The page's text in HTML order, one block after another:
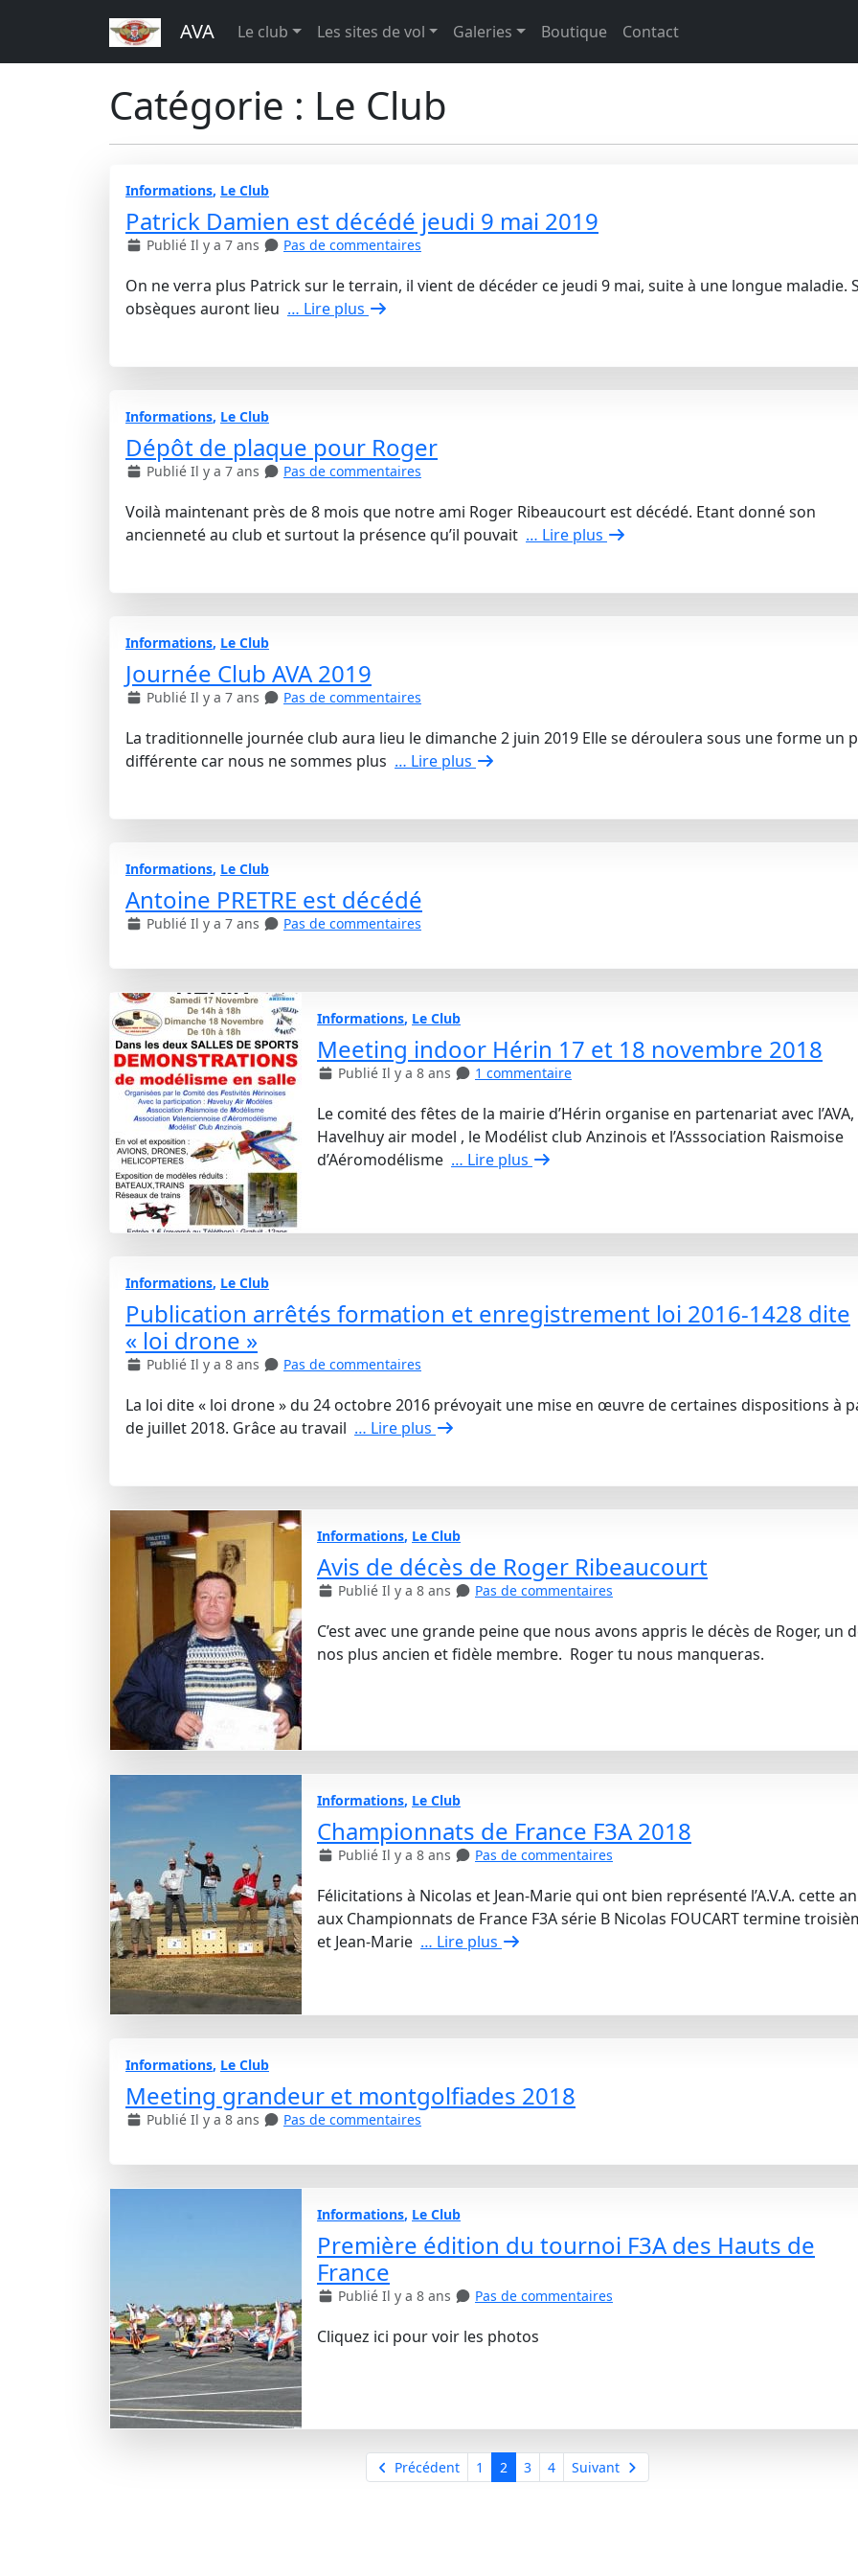
AVA Le club Les sites de vol Galeries Boutique Contact
Catégorie : Le Club
Informations, Le Club
Patrick Damien est décédé jeudi 9 mai 2019
Publié Il y a 7 ans Pas de commentaires
On ne verra plus Patrick sur le terrain, il vient de décéder ce jeudi 9 mai, suite à une longue maladie.
obsèques auront lieu … Lire plus
Informations, Le Club
Dépôt de plaque pour Roger
Publié Il y a 7 ans Pas de commentaires
Voilà maintenant près de 8 mois que notre ami Roger Ribeaucourt est décédé. Etant donné son
ancienneté au club et surtout la présence qu’il pouvait … Lire plus
Informations, Le Club
Journée Club AVA 2019
Publié Il y a 7 ans Pas de commentaires
La traditionnelle journée club aura lieu le dimanche 2 juin 2019 Elle se déroulera sous une forme un
différente car nous ne sommes plus … Lire plus
Informations, Le Club
Antoine PRETRE est décédé
Publié Il y a 7 ans Pas de commentaires
Informations, Le Club
Meeting indoor Hérin 17 et 18 novembre 2018
Publié Il y a 8 ans 1 commentaire
Le comité des fêtes de la mairie d’Hérin organise en partenariat avec l’AVA,
Havelhuy air model , le Modélist club Anzinois et l’Asssociation Raismoise
d’Aéromodélisme … Lire plus
Informations, Le Club
Publication arrêtés formation et enregistrement loi 2016-1428 dite
« loi drone »
Publié Il y a 8 ans Pas de commentaires
La loi dite « loi drone » du 24 octobre 2016 prévoyait une mise en œuvre de certaines dispositions à
de juillet 2018. Grâce au travail … Lire plus
Informations, Le Club
Avis de décès de Roger Ribeaucourt
Publié Il y a 8 ans Pas de commentaires
C’est avec une grande peine que nous avons appris le décès de Roger, un
nos plus ancien et fidèle membre. Roger tu nous manqueras.
Informations, Le Club
Championnats de France F3A 2018
Publié Il y a 8 ans Pas de commentaires
Félicitations à Nicolas et Jean-Marie qui ont bien représenté l’A.V.A. cette
aux Championnats de France F3A série B Nicolas FOUCART termine
et Jean-Marie … Lire plus
Informations, Le Club
Meeting grandeur et montgolfiades 2018
Publié Il y a 8 ans Pas de commentaires
Informations, Le Club
Première édition du tournoi F3A des Hauts de
France
Publié Il y a 8 ans Pas de commentaires
Cliquez ici pour voir les photos
Précédent 1 2 3 4 Suivant